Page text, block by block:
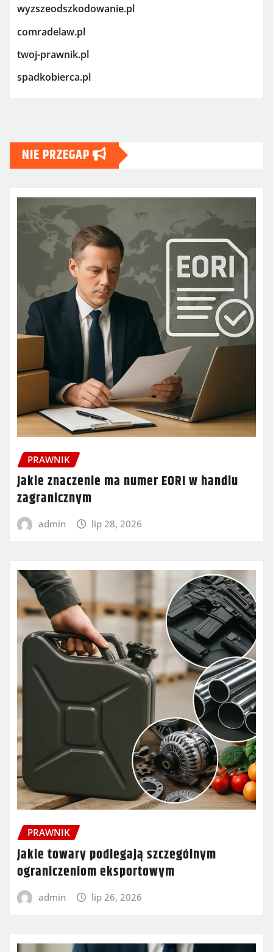
wyzszeodszkodowanie.pl
comradelaw.pl
twoj-prawnik.pl
spadkobierca.pl
NIE PRZEGAP
PRAWNIK
Jakie znaczenie ma numer EORI w handlu
zagranicznym
admin lip 28, 2026
PRAWNIK
Jakie towary podlegają szczególnym
ograniczeniom eksportowym
admin lip 26, 2026